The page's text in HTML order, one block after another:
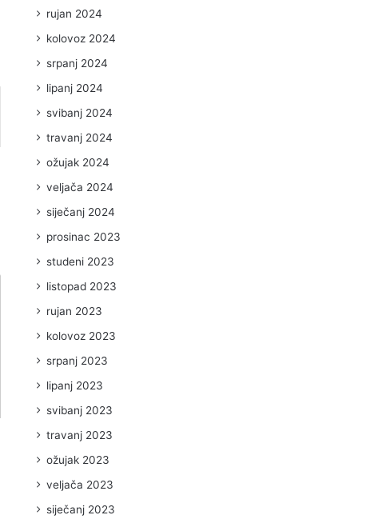
rujan 2024
kolovoz 2024
srpanj 2024
lipanj 2024
svibanj 2024
travanj 2024
ožujak 2024
veljača 2024
siječanj 2024
prosinac 2023
studeni 2023
listopad 2023
rujan 2023
kolovoz 2023
srpanj 2023
lipanj 2023
svibanj 2023
travanj 2023
ožujak 2023
veljača 2023
siječanj 2023